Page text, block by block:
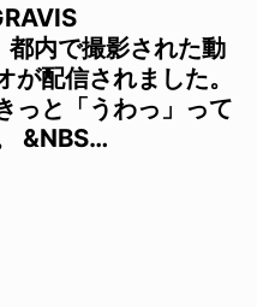
内で撮影された動
配信されました。
っと「うわっ」って
&NBS…